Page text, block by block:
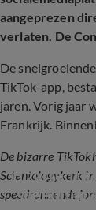
aangeprezen
verlaten. De
De
TikTok-app,
jaren. Vorig jaar
Frankrijk.
De bizarre
Scientologykerk
speedrunnende
Bizarre